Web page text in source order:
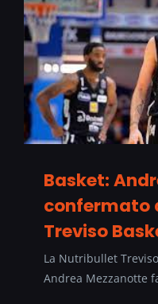
Basket:
confermato
Treviso
La Nutribullet
Andrea Mezzanotte